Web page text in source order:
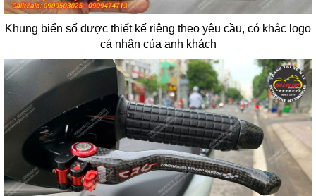
Khung biển số được thiết kế riêng theo yêu cầu, có khắc logo
cá nhân của anh khách